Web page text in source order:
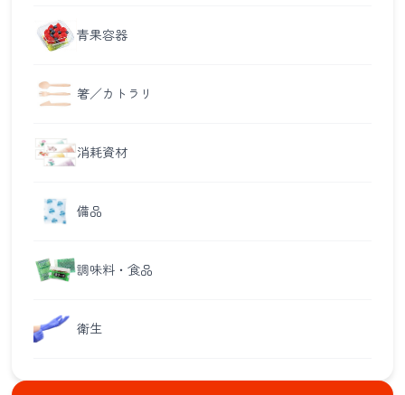
青果容器
箸／カトラリ
消耗資材
備品
調味料・食品
衛生